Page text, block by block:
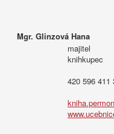
Mgr. Glinzová Hana
majitel
knihkupec
420 596 411